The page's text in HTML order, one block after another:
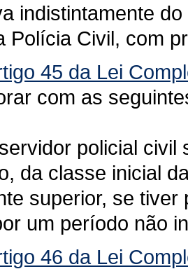
indistintamente
Polícia Civil, com
45 da Lei
com as
policial
da classe inicial
superior, se
um período não
46 da Lei